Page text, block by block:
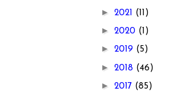
► 2021 (11)
► 2020 (1)
► 2019 (5)
► 2018 (46)
► 2017 (85)